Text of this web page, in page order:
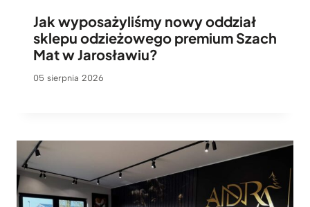
Jak wyposażyliśmy nowy oddział
sklepu odzieżowego premium Szach
Mat w Jarosławiu?
05 sierpnia 2026